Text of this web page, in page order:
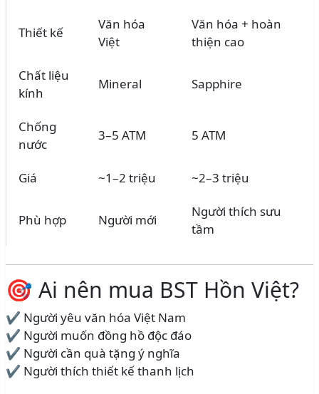
Thiết kế
Văn hóa
Việt
Văn hóa + hoàn
thiện cao
Chất liệu
kính
Mineral Sapphire
Chống
nước
3–5 ATM 5 ATM
Giá ~1–2 triệu ~2–3 triệu
Phù hợp Người mới
Người thích sưu
tầm
🎯 Ai nên mua BST Hồn Việt?
✔ Người yêu văn hóa Việt Nam
✔ Người muốn đồng hồ độc đáo
✔ Người cần quà tặng ý nghĩa
✔ Người thích thiết kế thanh lịch